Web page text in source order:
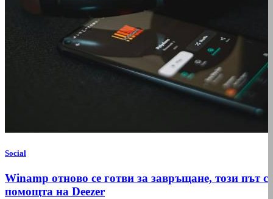
Social
Winamp отново се готви за завръщане, този път с
помощта на Deezer